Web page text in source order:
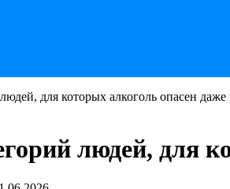
для которых алкоголь опасен
людей, для